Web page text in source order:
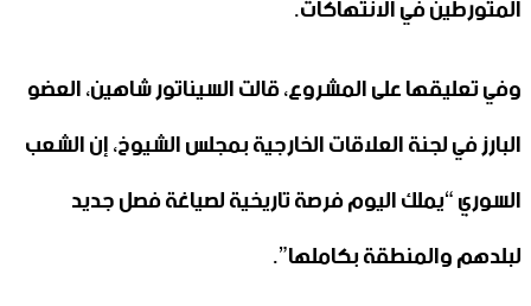
وفي تعليقها على المشروع، قالت السيناتور شاهين، العضو
البارز في لجنة العلاقات الخارجية بمجلس الشيوخ، إن الشعب
السوري “يملك اليوم فرصة تاريخية لصياغة فصل جديد
لبلدهم والمنطقة بكاملها”.